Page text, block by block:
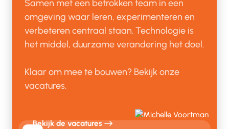
Samen met een betrokken team in een
omgeving waar leren, experimenteren en
verbeteren centraal staan. Technologie is
het middel, duurzame verandering het doel.
Klaar om mee te bouwen? Bekijk onze
vacatures.
Bekijk de vacatures